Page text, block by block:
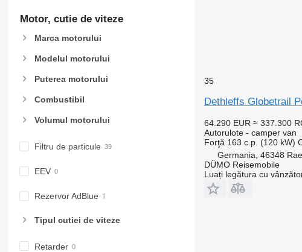
Motor, cutie de viteze
Marca motorului
Modelul motorului
Puterea motorului
Combustibil
Volumul motorului
Filtru de particule
EEV
Rezervor AdBlue
Tipul cutiei de viteze
Retarder
35
Dethleffs Globetrail
64.290 EUR ≈ 337.300
Autorulote - camper van
Forţă 163 c.p. (120 kW)
Germania, 46348
DÜMO Reisemobile
Luați legătura cu